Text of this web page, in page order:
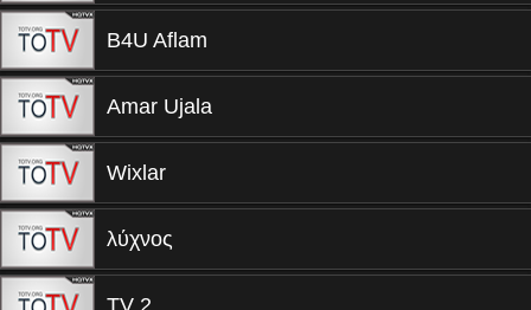
B4U Aflam
Amar Ujala
Wixlar
λύχνος
TV 2